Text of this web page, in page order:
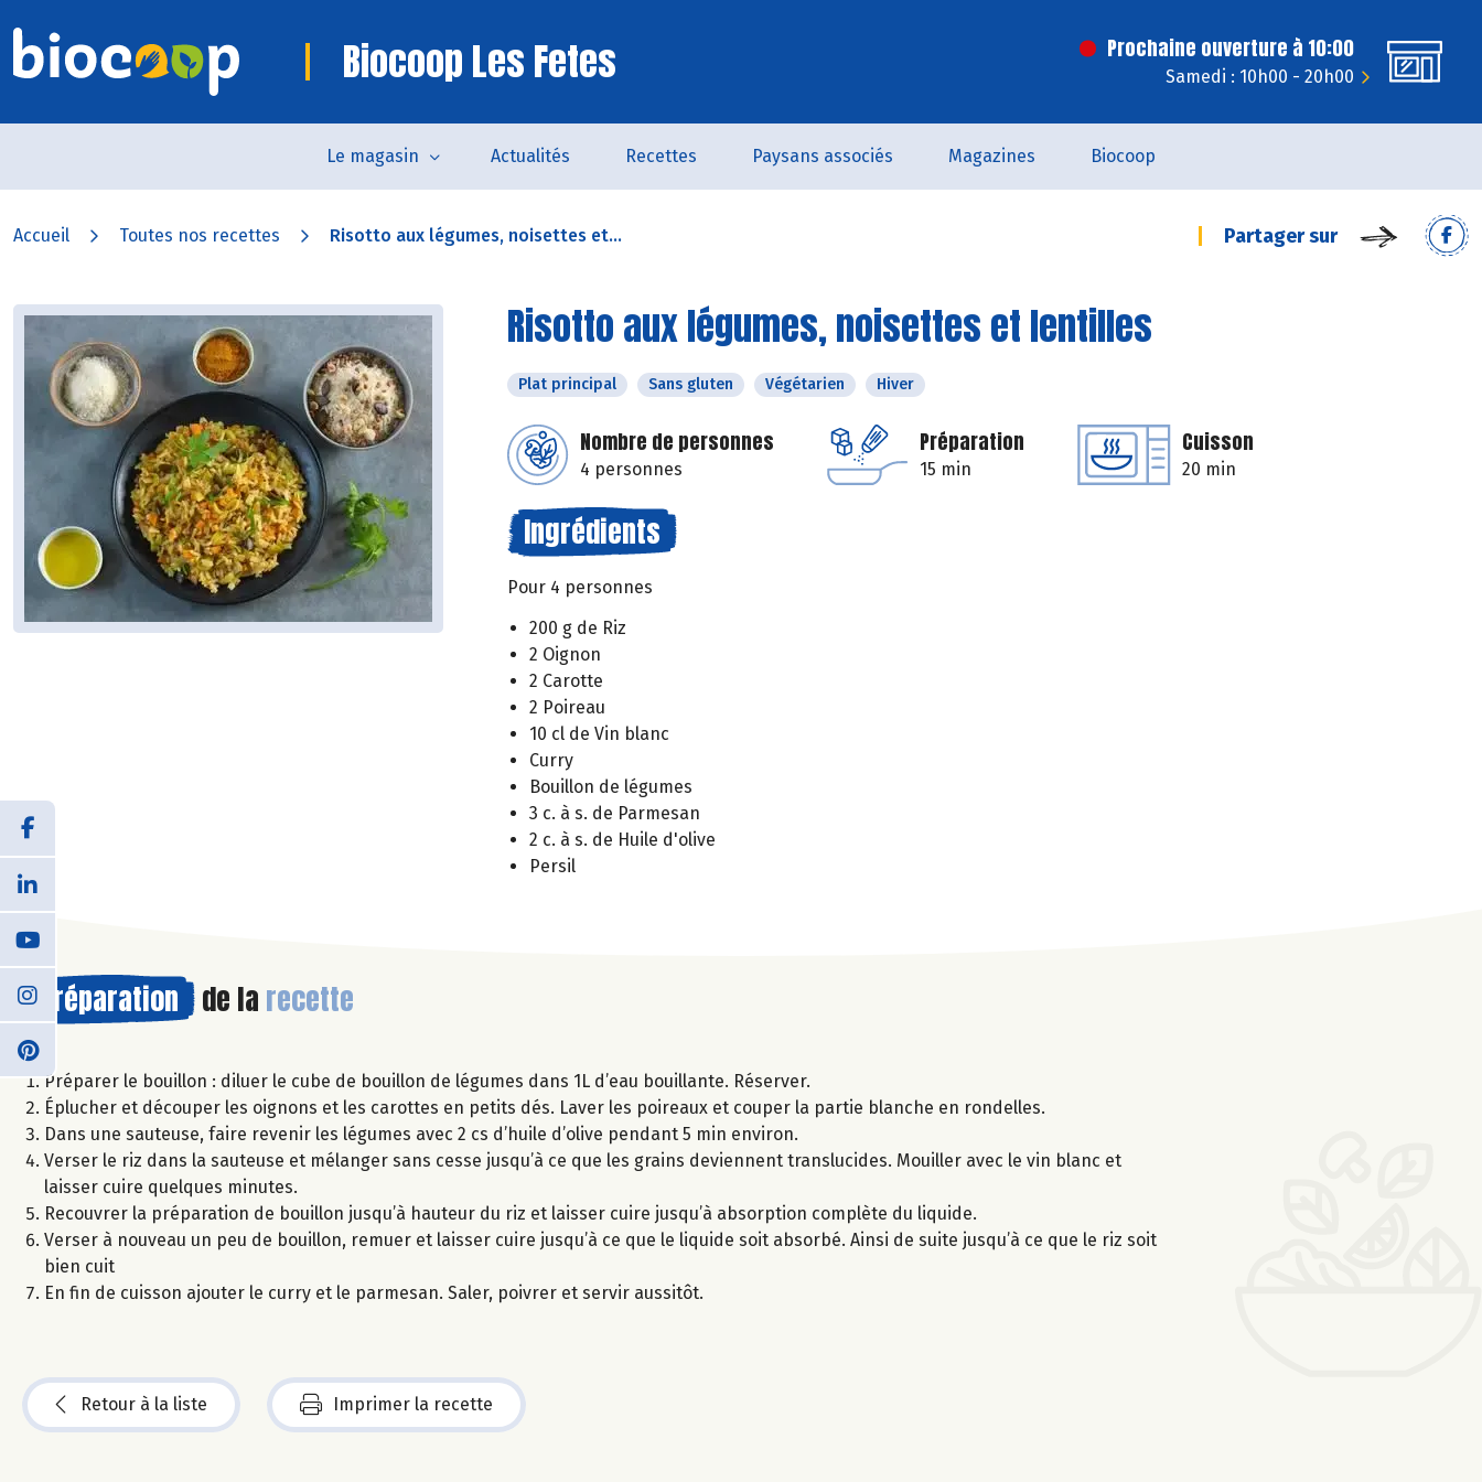
Biocoop Les Fetes Prochaine ouverture à 10:00
Samedi : 10h00 - 20h00
Le magasin Actualités Recettes Paysans associés Magazines Biocoop
Accueil Toutes nos recettes Risotto aux légumes, noisettes et... Partager sur
Risotto aux légumes, noisettes et lentilles
Plat principal Sans gluten Végétarien Hiver
Nombre de personnes
4 personnes
Préparation
15 min
Cuisson
20 min
Ingrédients
Pour 4 personnes
200 g de Riz
2 Oignon
2 Carotte
2 Poireau
10 cl de Vin blanc
Curry
Bouillon de légumes
3 c. à s. de Parmesan
2 c. à s. de Huile d'olive
Persil
Préparation de la recette
Préparer le bouillon : diluer le cube de bouillon de légumes dans 1L d’eau bouillante. Réserver.
Éplucher et découper les oignons et les carottes en petits dés. Laver les poireaux et couper la partie blanche en rondelles.
Dans une sauteuse, faire revenir les légumes avec 2 cs d’huile d’olive pendant 5 min environ.
Verser le riz dans la sauteuse et mélanger sans cesse jusqu’à ce que les grains deviennent translucides. Mouiller avec le vin blanc et
laisser cuire quelques minutes.
Recouvrer la préparation de bouillon jusqu’à hauteur du riz et laisser cuire jusqu’à absorption complète du liquide.
Verser à nouveau un peu de bouillon, remuer et laisser cuire jusqu’à ce que le liquide soit absorbé. Ainsi de suite jusqu’à ce que le riz soit
bien cuit
En fin de cuisson ajouter le curry et le parmesan. Saler, poivrer et servir aussitôt.
Retour à la liste Imprimer la recette